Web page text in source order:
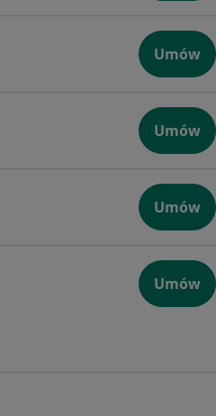
Umów
Umów
Umów
Umów